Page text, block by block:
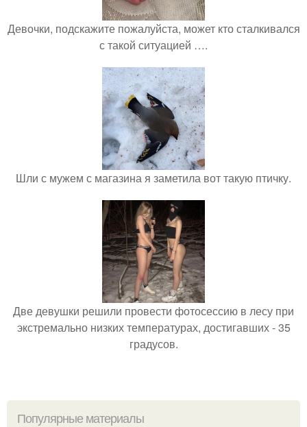
Девочки, подскажите пожалуйста, может кто сталкивался
с такой ситуацией ….
Шли с мужем с магазина я заметила вот такую птичку.
Две девушки решили провести фотосессию в лесу при
экстремально низких температурах, достигавших - 35
градусов.
Популярные материалы